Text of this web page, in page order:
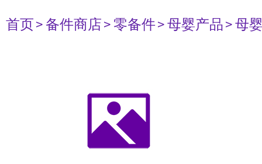
首页> 备件商店> 零备件> 母婴产品> 母